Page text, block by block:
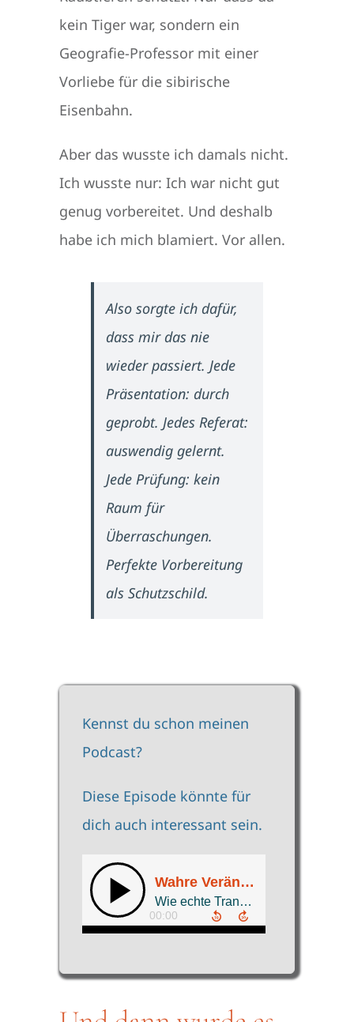
kein Tiger war, sondern ein
Geografie-Professor mit einer
Vorliebe für die sibirische
Eisenbahn.
Aber das wusste ich damals nicht.
Ich wusste nur: Ich war nicht gut
genug vorbereitet. Und deshalb
habe ich mich blamiert. Vor allen.
Also sorgte ich dafür,
dass mir das nie
wieder passiert. Jede
Präsentation: durch
geprobt. Jedes Referat:
auswendig gelernt.
Jede Prüfung: kein
Raum für
Überraschungen.
Perfekte Vorbereitung
als Schutzschild.
Kennst du schon meinen
Podcast?
Diese Episode könnte für
dich auch interessant sein.